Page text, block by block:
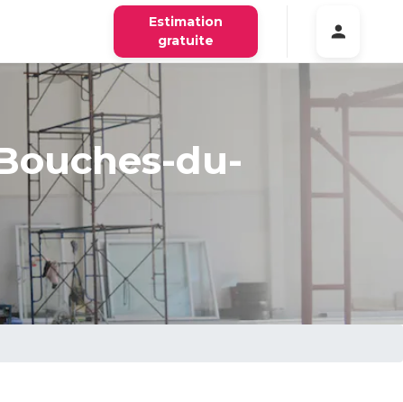
Estimation
gratuite
du-